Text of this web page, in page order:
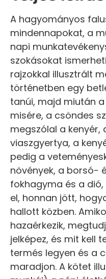
A hagyományos
mindennapokat, a
napi
szokásokat
rajzokkal illusztrált
történetben egy
tanúi, majd miután
misére, a csöndes
megszólal a kenyér,
viaszgyertya, a
pedig a
növények, a borsó-
fokhagyma és a
el, honnan jött,
hallott közben.
hazaérkezik,
jelképez, és mit kell
termés legyen és a
maradjon. A kötet